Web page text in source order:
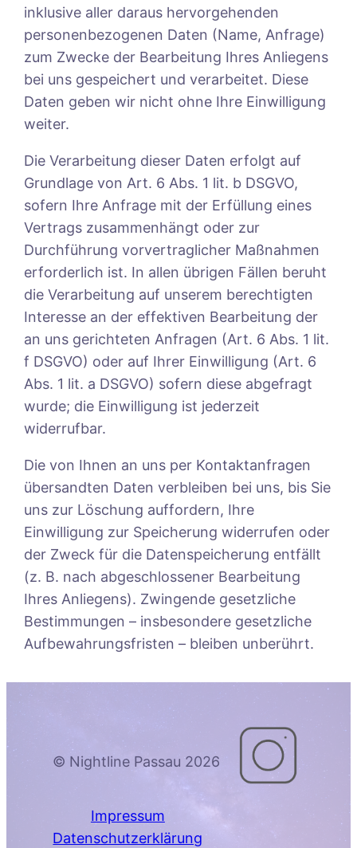
inklusive aller daraus hervorgehenden
personenbezogenen Daten (Name, Anfrage)
zum Zwecke der Bearbeitung Ihres Anliegens
bei uns gespeichert und verarbeitet. Diese
Daten geben wir nicht ohne Ihre Einwilligung
weiter.
Die Verarbeitung dieser Daten erfolgt auf
Grundlage von Art. 6 Abs. 1 lit. b DSGVO,
sofern Ihre Anfrage mit der Erfüllung eines
Vertrags zusammenhängt oder zur
Durchführung vorvertraglicher Maßnahmen
erforderlich ist. In allen übrigen Fällen beruht
die Verarbeitung auf unserem berechtigten
Interesse an der effektiven Bearbeitung der
an uns gerichteten Anfragen (Art. 6 Abs. 1 lit.
f DSGVO) oder auf Ihrer Einwilligung (Art. 6
Abs. 1 lit. a DSGVO) sofern diese abgefragt
wurde; die Einwilligung ist jederzeit
widerrufbar.
Die von Ihnen an uns per Kontaktanfragen
übersandten Daten verbleiben bei uns, bis Sie
uns zur Löschung auffordern, Ihre
Einwilligung zur Speicherung widerrufen oder
der Zweck für die Datenspeicherung entfällt
(z. B. nach abgeschlossener Bearbeitung
Ihres Anliegens). Zwingende gesetzliche
Bestimmungen – insbesondere gesetzliche
Aufbewahrungsfristen – bleiben unberührt.
© Nightline Passau 2026
Impressum
Datenschutzerklärung